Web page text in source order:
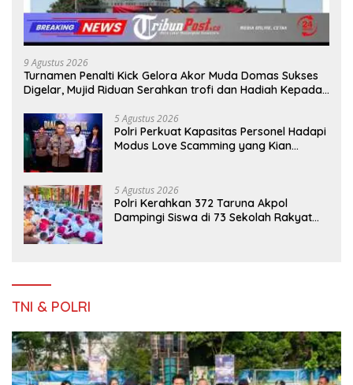
9 Agustus 2026
Turnamen Penalti Kick Gelora Akor Muda Domas Sukses
Digelar, Mujid Riduan Serahkan trofi dan Hadiah Kepada
5 Agustus 2026
Polri Perkuat Kapasitas Personel Hadapi
Modus Love Scamming yang Kian
5 Agustus 2026
Polri Kerahkan 372 Taruna Akpol
Dampingi Siswa di 73 Sekolah Rakyat
TNI & POLRI